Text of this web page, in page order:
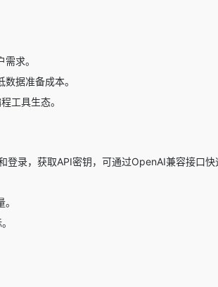
求。
据准备成本。
工具生态。
登录，获取API密钥，可通过OpenAI兼容接口快